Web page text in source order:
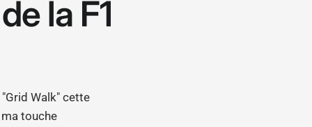
la F1
Walk" cette
touche